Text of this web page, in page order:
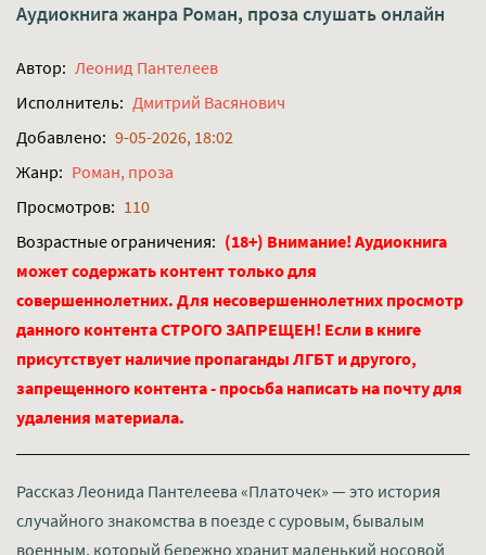
Аудиокнига жанра Роман, проза слушать онлайн
Автор: Леонид Пантелеев
Исполнитель: Дмитрий Васянович
Добавлено: 9-05-2026, 18:02
Жанр: Роман, проза
Просмотров: 110
Возрастные ограничения: (18+) Внимание! Аудиокнига
может содержать контент только для
совершеннолетних. Для несовершеннолетних просмотр
данного контента СТРОГО ЗАПРЕЩЕН! Если в книге
присутствует наличие пропаганды ЛГБТ и другого,
запрещенного контента - просьба написать на почту для
удаления материала.
Рассказ Леонида Пантелеева «Платочек» — это история
случайного знакомства в поезде с суровым, бывалым
военным, который бережно хранит маленький носовой